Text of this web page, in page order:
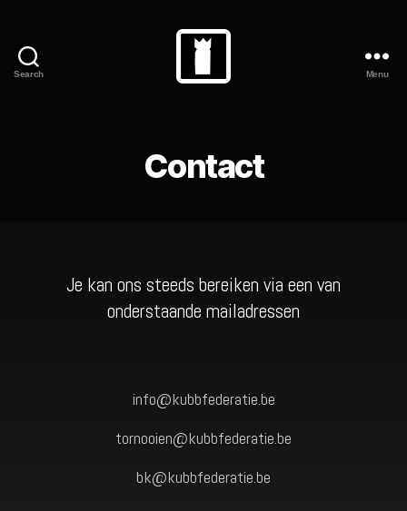
Search Menu
Contact
Je kan ons steeds bereiken via een van
onderstaande mailadressen
info@kubbfederatie.be
tornooien@kubbfederatie.be
bk@kubbfederatie.be